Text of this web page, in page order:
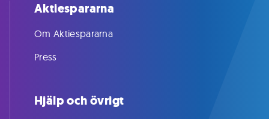
Aktiespararna
Om Aktiespararna
Press
Hjälp och övrigt